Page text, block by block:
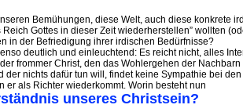
Bemühungen, diese Welt, auch diese konkrete
Reich Gottes in dieser Zeit wiederherstellen” wollten
in der Befriedigung ihrer irdischen Bedürfnisse?
deutlich und einleuchtend: Es reicht nicht, alles
frommer Christ, den das Wohlergehen der
der nichts dafür tun will, findet keine Sympathie bei
er als Richter wiederkommt. Worin besteht nun
unseres Christsein?